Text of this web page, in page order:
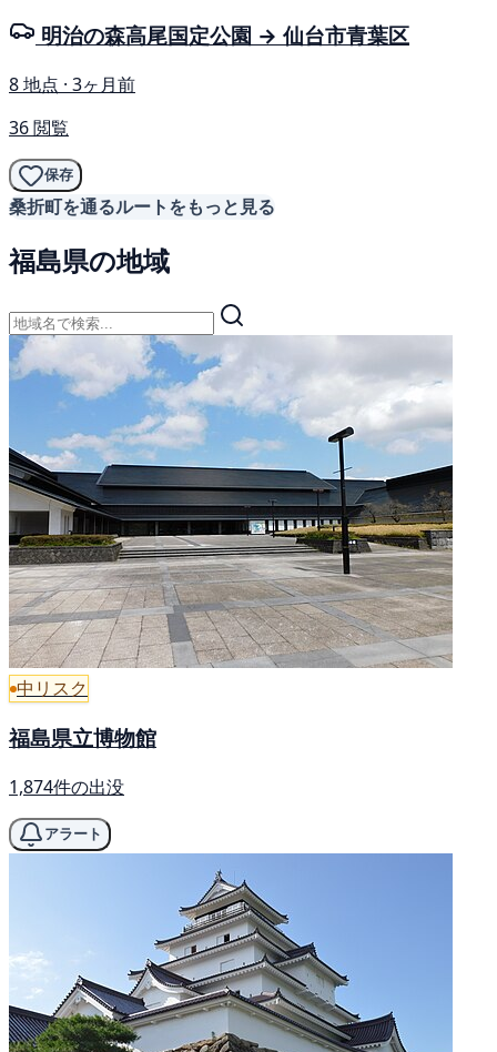
明治の森高尾国定公園 → 仙台市青葉区
8 地点 · 3ヶ月前
36 閲覧
保存
桑折町を通るルートをもっと見る
福島県の地域
中リスク
福島県立博物館
1,874件の出没
アラート